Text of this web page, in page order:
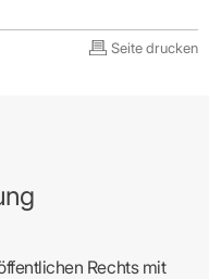
Seite drucken
Rechts mit